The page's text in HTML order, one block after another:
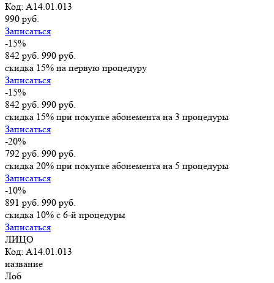
Код: A14.01.013
990 руб.
Записаться
-15%
842 руб. 990 руб.
скидка 15% на первую процедуру
Записаться
-15%
842 руб. 990 руб.
скидка 15% при покупке абонемента на 3 процедуры
Записаться
-20%
792 руб. 990 руб.
скидка 20% при покупке абонемента на 5 процедуры
Записаться
-10%
891 руб. 990 руб.
скидка 10% с 6-й процедуры
Записаться
ЛИЦО
Код: A14.01.013
название
Лоб